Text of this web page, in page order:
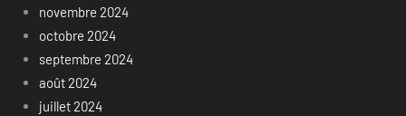
novembre 2024
octobre 2024
septembre 2024
août 2024
juillet 2024